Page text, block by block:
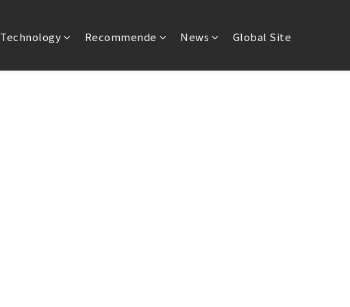
Technology Recommende News Global Site